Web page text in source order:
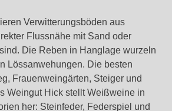
Verwitterungsböden aus
Flussnähe mit Sand oder
Die Reben in Hanglage wurzeln
Lössanwehungen. Die besten
Frauenweingärten, Steiger und
Weingut Hick stellt Weißweine in
her: Steinfeder, Federspiel und